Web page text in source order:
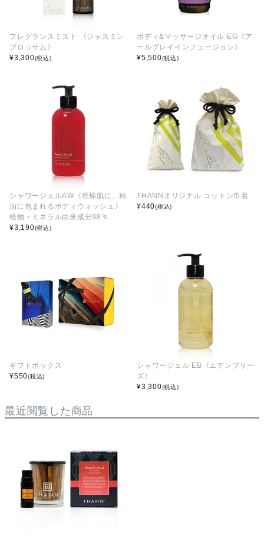
フレグランスミスト 《ジャスミン
ブロッサム》
¥3,300(税込)
ボディ&マッサージオイル EG《ア
ールグレイインフュージョン》
¥5,500(税込)
シャワージェルAW《乾燥肌に。精
油に包まれるボディウォッシュ》
植物・ミネラル由来成分98％
¥3,190(税込)
THANNオリジナル コットン巾着
¥440(税込)
ギフトボックス
¥550(税込)
シャワージェル EB《エデンブリー
ズ》
¥3,300(税込)
最近閲覧した商品